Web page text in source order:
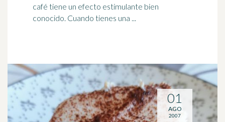
café tiene un efecto estimulante bien
conocido. Cuando tienes una ...
01
AGO
2007